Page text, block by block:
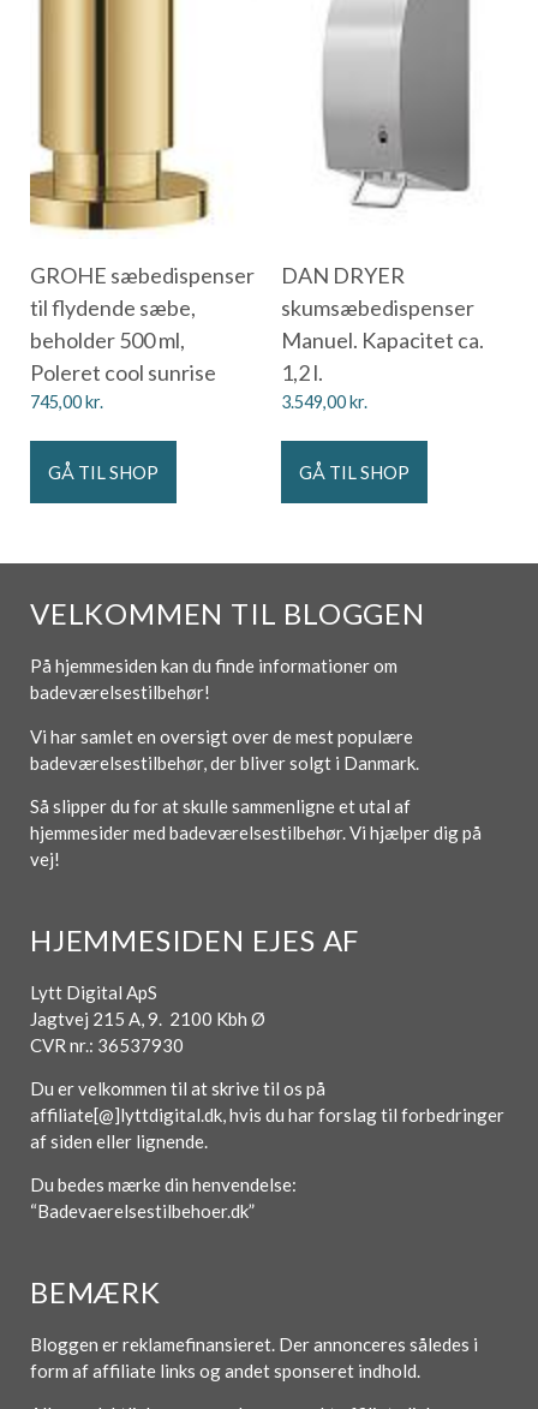
GROHE sæbedispenser
til flydende sæbe,
beholder 500 ml,
Poleret cool sunrise
745,00kr.
GÅ TIL SHOP
DAN DRYER
skumsæbedispenser
Manuel. Kapacitet ca.
1,2 l.
3.549,00kr.
GÅ TIL SHOP
VELKOMMEN TIL BLOGGEN
På hjemmesiden kan du finde informationer om
badeværelsestilbehør!
Vi har samlet en oversigt over de mest populære
badeværelsestilbehør, der bliver solgt i Danmark.
Så slipper du for at skulle sammenligne et utal af
hjemmesider med badeværelsestilbehør. Vi hjælper dig på
vej!
HJEMMESIDEN EJES AF
Lytt Digital ApS
Jagtvej 215 A, 9. 2100 Kbh Ø
CVR nr.: 36537930
Du er velkommen til at skrive til os på
affiliate[@]lyttdigital.dk, hvis du har forslag til forbedringer
af siden eller lignende.
Du bedes mærke din henvendelse:
“Badevaerelsestilbehoer.dk”
BEMÆRK
Bloggen er reklamefinansieret. Der annonceres således i
form af affiliate links og andet sponseret indhold.